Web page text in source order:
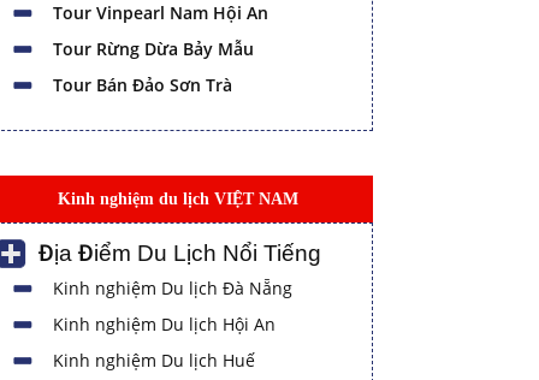
Tour Vinpearl Nam Hội An
Tour Rừng Dừa Bảy Mẫu
Tour Bán Đảo Sơn Trà
Kinh nghiệm du lịch VIỆT NAM
Địa Điểm Du Lịch Nổi Tiếng
Kinh nghiệm Du lịch Đà Nẵng
Kinh nghiệm Du lịch Hội An
Kinh nghiệm Du lịch Huế